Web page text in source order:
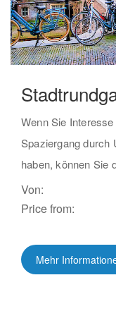
Wenn Sie
Spaziergang durch
haben, können Sie
Von:
Price from:
Mehr